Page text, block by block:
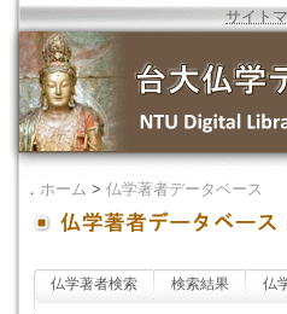
サイト
． ホーム > 仏学著者データベース
仏学著者検索 検索結果 仏